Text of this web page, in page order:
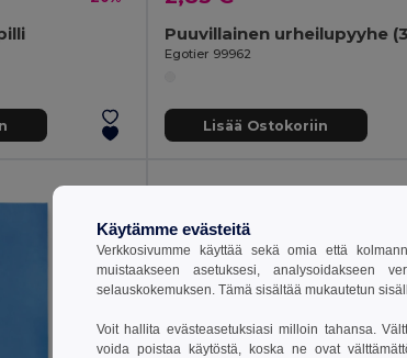
Egotier 99962
Lisää Ostokoriin
Käytämme evästeitä
Verkkosivumme käyttää sekä omia että
muistaakseen asetuksesi, analysoidakseen
selauskokemuksen. Tämä sisältää mukautetun
Voit hallita evästeasetuksiasi milloin tahansa.
voida poistaa käytöstä, koska ne ovat